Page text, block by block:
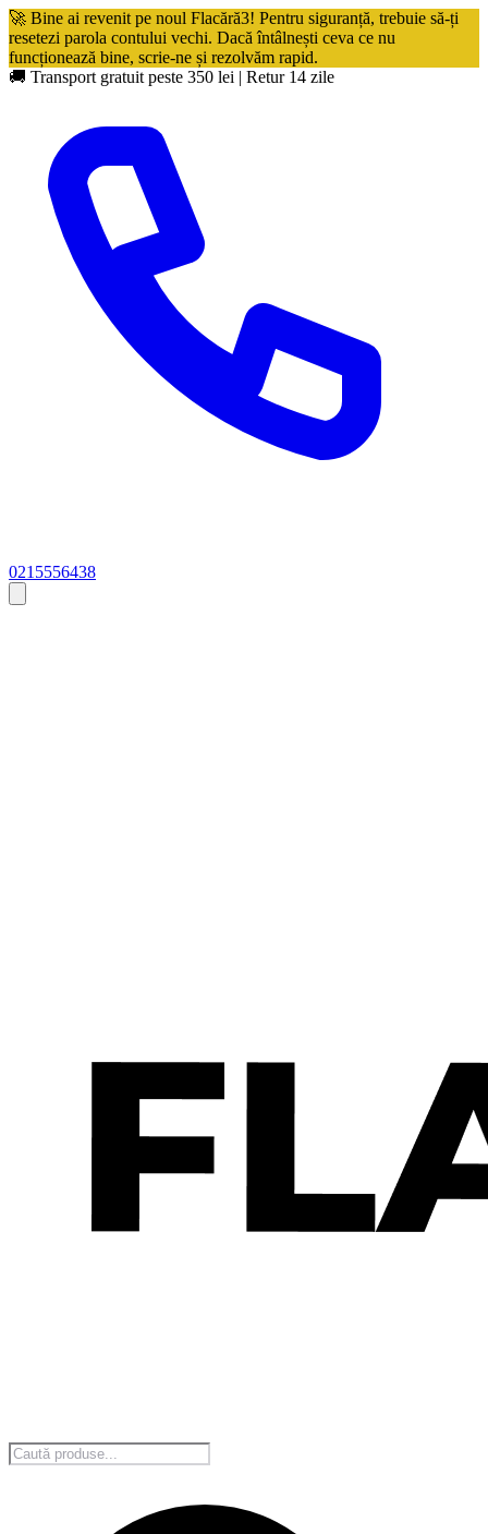
🚀 Bine ai revenit pe noul Flacără3! Pentru siguranță, trebuie să-ți
resetezi parola contului vechi. Dacă întâlnești ceva ce nu
funcționează bine, scrie-ne și rezolvăm rapid.
🚚 Transport gratuit peste 350 lei | Retur 14 zile
0215556438